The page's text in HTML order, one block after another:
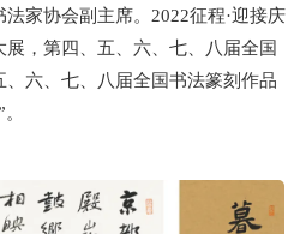
家协会副主席。2022征程·迎接庆
，第四、五、六、七、八届全国
六、七、八届全国书法篆刻作品